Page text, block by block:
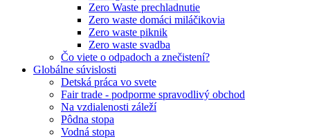
Zero Waste prechladnutie
Zero waste domáci miláčikovia
Zero waste piknik
Zero waste svadba
Čo viete o odpadoch a znečistení?
Globálne súvislosti
Detská práca vo svete
Fair trade - podporme spravodlivý obchod
Na vzdialenosti záleží
Pôdna stopa
Vodná stopa